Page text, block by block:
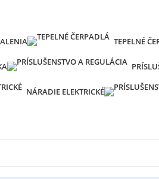
TEPELNÉ
NÁRADIE ELEKTRICKÉ